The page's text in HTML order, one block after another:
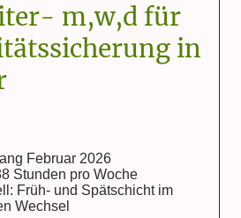
m,w,d für
in
Februar 2026
Stunden pro Woche
Früh- und Spätschicht im
Wechsel